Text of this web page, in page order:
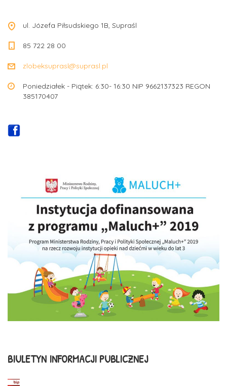
ul. Józefa Piłsudskiego 1B, Supraśl
85 722 28 00
zlobeksuprasl@suprasl.pl
Poniedziałek - Piątek: 6:30- 16:30 NIP 9662137323 REGON
385170407
BIULETYN INFORMACJI PUBLICZNEJ